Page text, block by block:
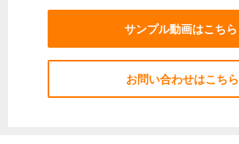
サンプル動画はこちら
お問い合わせはこちら